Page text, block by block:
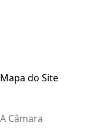
Mapa do Site
A Câmara